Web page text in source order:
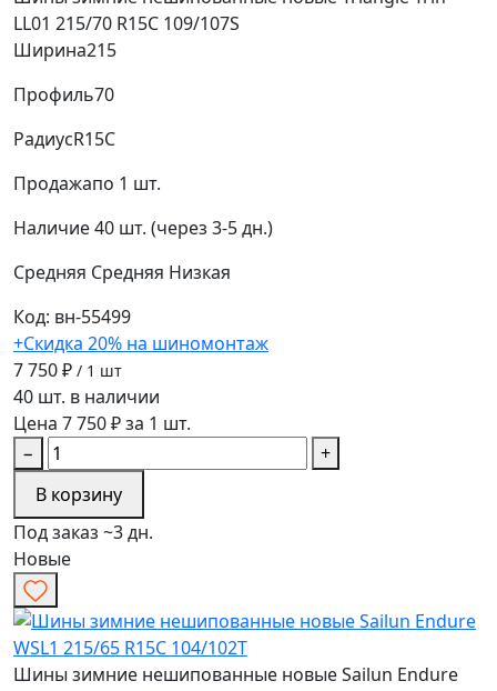
LL01 215/70 R15C 109/107S
Ширина215
Профиль70
РадиусR15C
Продажапо 1 шт.
Наличие40 шт. (через 3-5 дн.)
Средняя Средняя Низкая
Код: вн-55499
+Скидка 20% на шиномонтаж
7 750 ₽ / 1 шт
40 шт. в наличии
Цена 7 750 ₽ за 1 шт.
−
+
В корзину
Под заказ ~3 дн.
Новые
Шины зимние нешипованные новые Sailun Endure